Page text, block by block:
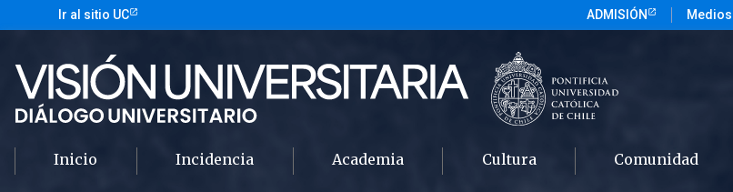
Ir al sitio UC ADMISIÓN Medios
Inicio Incidencia Academia Cultura Comunidad